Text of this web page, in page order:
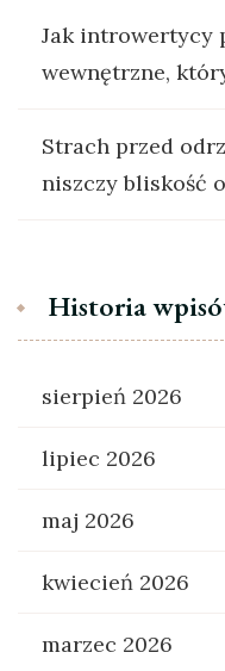
Jak introwertycy
wewnętrzne,
Strach przed
niszczy bliskość
Historia
sierpień 2026
lipiec 2026
maj 2026
kwiecień 2026
marzec 2026